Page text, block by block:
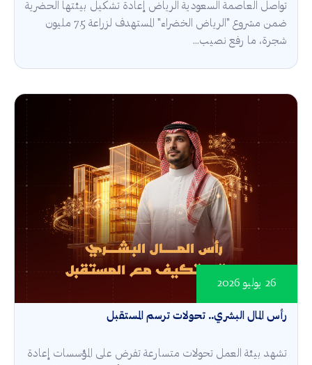
تواصل العاصمة السعودية الرياض إعادة تشكيل بيئتها الحضرية
ضمن مشروع "الرياض الخضراء" المستهدف لزراعة 7.5 مليون
شجرة، ما رفع نصيب...
رأس المال البشري.. تحولات ترسم المستقبل
26 يوليو 2026
تشهد بيئة العمل تحولات متسارعة تفرض على المؤسسات إعادة